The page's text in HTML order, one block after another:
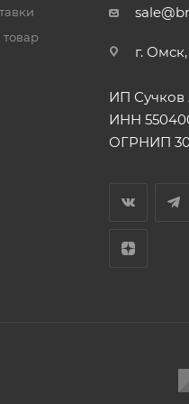
товар
г.
ИП Сучков
ИНН
ОГРНИП